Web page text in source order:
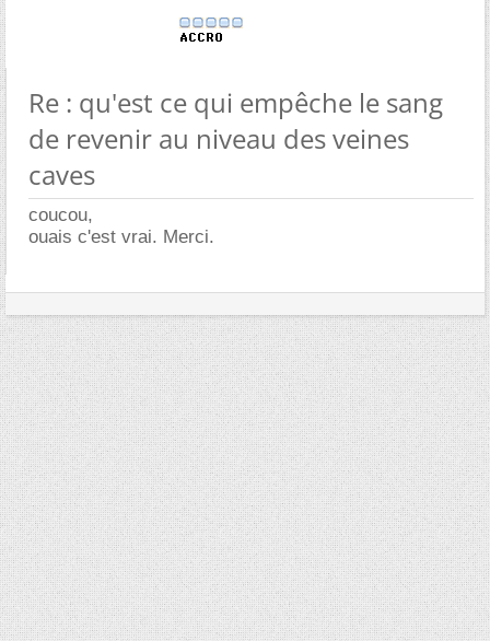
Re : qu'est ce qui empêche le sang
de revenir au niveau des veines
caves
coucou,
ouais c'est vrai. Merci.